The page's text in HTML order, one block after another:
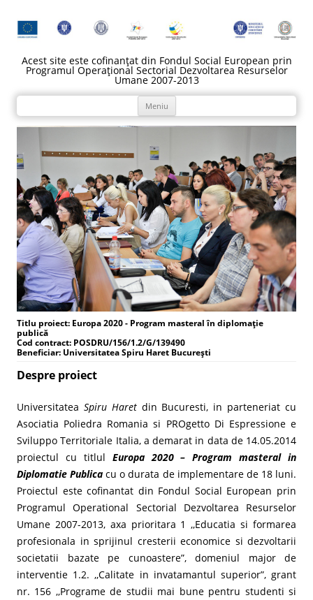
Acest site este cofinanțat din Fondul Social European prin
Programul Operațional Sectorial Dezvoltarea Resurselor
Umane 2007-2013
Meniu Sari
conținut
Titlu proiect: Europa 2020 - Program masteral în diplomaţie
publică
Cod contract: POSDRU/156/1.2/G/139490
Beneficiar: Universitatea Spiru Haret București
Despre proiect
Universitatea Spiru Haretdin Bucuresti, in parteneriat cu
Asociatia Poliedra Romania si PROgetto Di Espressione e
Sviluppo Territoriale Italia, a demarat in data de 14.05.2014
proiectul cu titlul Europa 2020 – Program masteral in
Diplomatie Publica cu o durata de implementare de 18 luni.
Proiectul este cofinantat din Fondul Social European prin
Programul Operational Sectorial Dezvoltarea Resurselor
Umane 2007-2013, axa prioritara 1 ,,Educatia si formarea
profesionala in sprijinul cresterii economice si dezvoltarii
societatii bazate pe cunoastere”, domeniul major de
interventie 1.2. ,,Calitate in invatamantul superior”, grant
nr. 156 ,,Programe de studii mai bune pentru studenti si